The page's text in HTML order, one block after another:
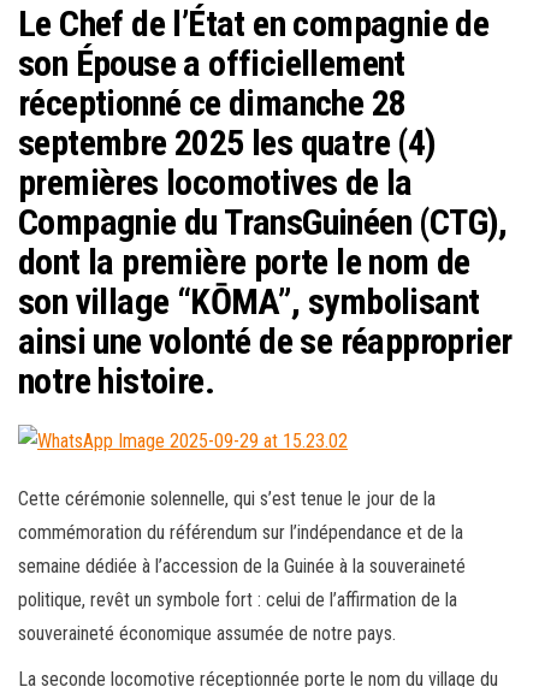
bo
ok
tt
er
ail ag
er
Le Chef de l’État en compagnie de
son Épouse a officiellement
réceptionné ce dimanche 28
septembre 2025 les quatre (4)
premières locomotives de la
Compagnie du TransGuinéen (CTG),
dont la première porte le nom de
son village “KŌMA”, symbolisant
ainsi une volonté de se réapproprier
notre histoire.
Cette cérémonie solennelle, qui s’est tenue le jour de la
commémoration du référendum sur l’indépendance et de la
semaine dédiée à l’accession de la Guinée à la souveraineté
politique, revêt un symbole fort : celui de l’affirmation de la
souveraineté économique assumée de notre pays.
La seconde locomotive réceptionnée porte le nom du village du